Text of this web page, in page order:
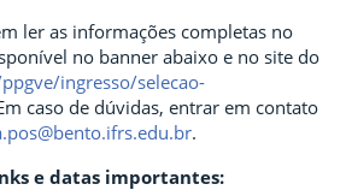
ler as informações completas no
no banner abaixo e no site do
ingresso/selecao-
caso de dúvidas, entrar em contato
.
e datas importantes: